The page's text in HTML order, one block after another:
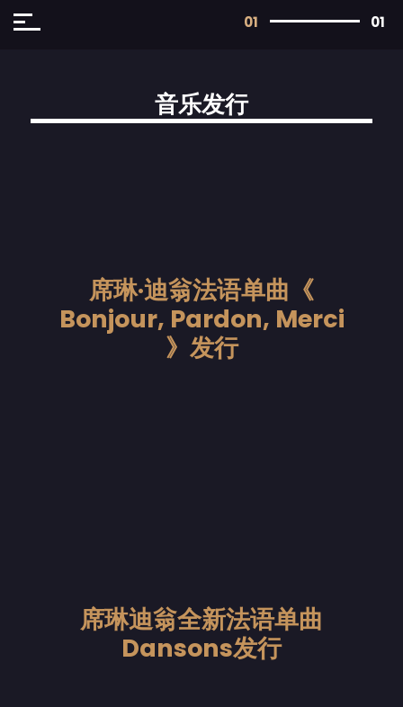
01 01
音乐发行
席琳·迪翁法语单曲《
Bonjour, Pardon, Merci
》发行
席琳迪翁全新法语单曲
Dansons发行